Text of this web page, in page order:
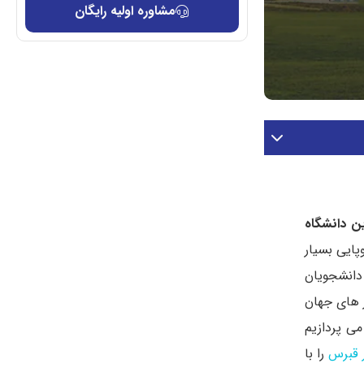
دانشگاه
بسیار
سال 2014 مشخص شد که حدود 70 هزار دانشجوی بین المللی از 114 کشور های جهان
پردازیم
قبرس را با
مشاوره اولیه رایگان